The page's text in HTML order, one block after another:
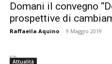
Domani il convegno
prospettive di
Raffaella Aquino - 9 Maggio 2019
Attualità